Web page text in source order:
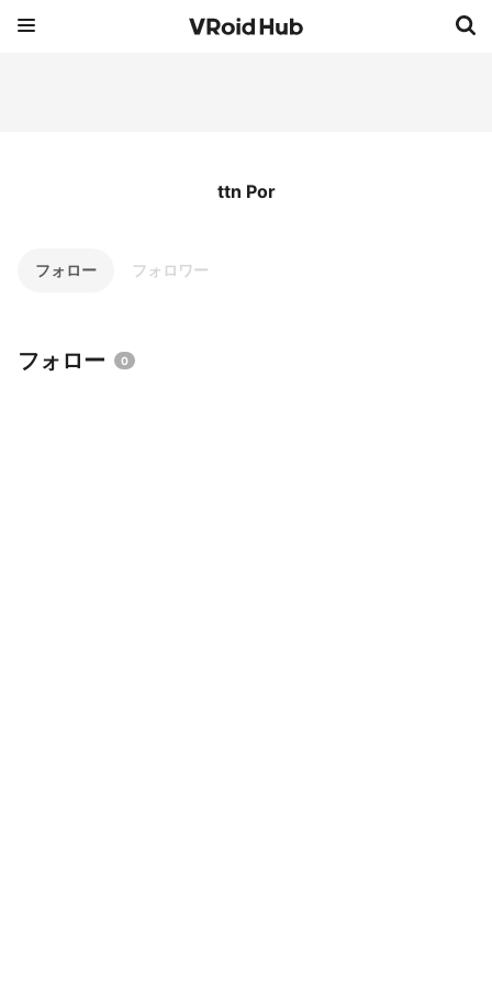
ttn Por
フォロー フォロワー
フォロー 0